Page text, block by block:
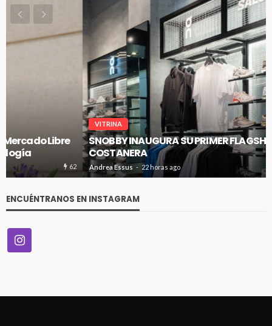
SNOBBY INAUGURA SU PRIMER FLAGSHIP EN CENCO
COSTANERA
Andrea Essus 22 horas ago
ENCUÉNTRANOS EN INSTAGRAM